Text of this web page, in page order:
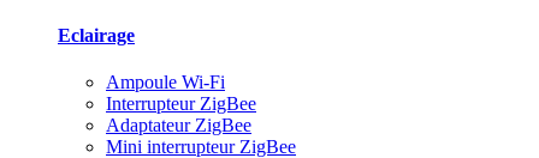
Eclairage
Ampoule Wi-Fi
Interrupteur ZigBee
Adaptateur ZigBee
Mini interrupteur ZigBee